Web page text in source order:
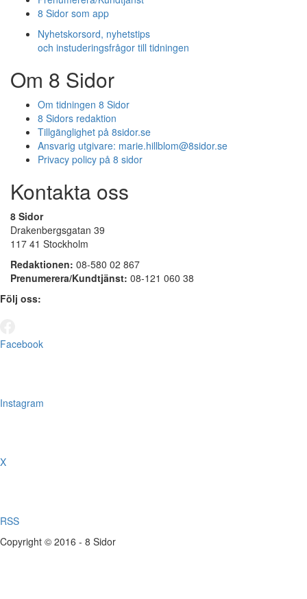
8 Sidor som app
Nyhetskorsord, nyhetstips
och instuderingsfrågor till tidningen
Om 8 Sidor
Om tidningen 8 Sidor
8 Sidors redaktion
Tillgänglighet på 8sidor.se
Ansvarig utgivare: marie.hillblom@8sidor.se
Privacy policy på 8 sidor
Kontakta oss
8 Sidor
Drakenbergsgatan 39
117 41 Stockholm
Redaktionen: 08-580 02 867
Prenumerera/Kundtjänst: 08-121 060 38
Följ oss:
Facebook
Instagram
X
RSS
Copyright © 2016 - 8 Sidor